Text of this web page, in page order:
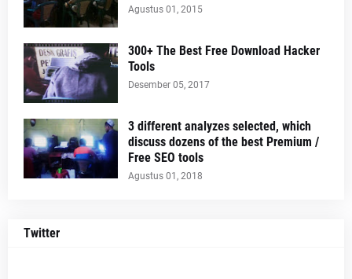
Agustus 01, 2015
300+ The Best Free Download Hacker
Tools
Desember 05, 2017
3 different analyzes selected, which
discuss dozens of the best Premium /
Free SEO tools
Agustus 01, 2018
Twitter